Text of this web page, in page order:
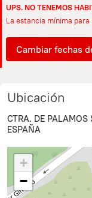
UPS. NO TENEMOS
La estancia mínima
Cambiar fechas
Ubicación
CTRA. DE
ESPAÑA
+
−